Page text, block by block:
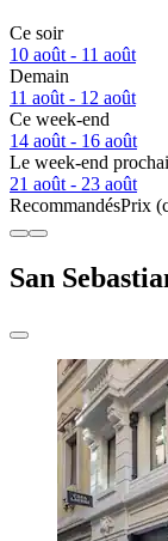
Ce soir
10 août - 11 août
Demain
11 août - 12 août
Ce week-end
14 août - 16 août
Le week-end
21 août - 23 août
RecommandésPrix
San